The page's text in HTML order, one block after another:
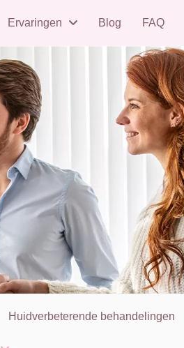
Ervaringen Blog FAQ
Huidverbeterende behandelingen